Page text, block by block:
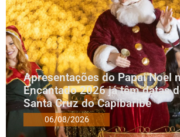
Apresentações do Papai Noel
Encantado 2026 já têm datas
Santa Cruz do Capibaribe
06/08/2026